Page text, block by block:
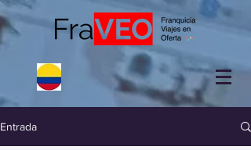
Entrada